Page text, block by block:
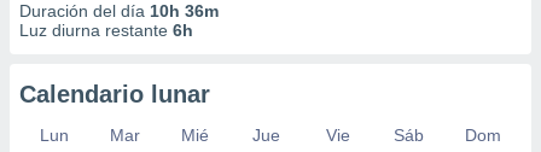
de
de
de
uso de
con el
Duración del día 10h 36m
Luz diurna restante 6h
Calendario lunar
Lun Mar Mié Jue Vie Sáb
Dom